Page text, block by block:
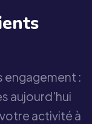
engagement :
aujourd'hui
activité à